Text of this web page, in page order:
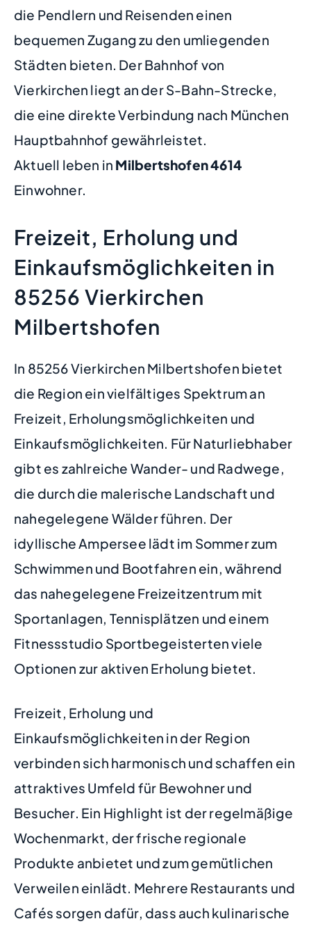
die Pendlern und Reisenden einen
bequemen Zugang zu den umliegenden
Städten bieten. Der Bahnhof von
Vierkirchen liegt an der S-Bahn-Strecke,
die eine direkte Verbindung nach München
Hauptbahnhof gewährleistet.
Aktuell leben in Milbertshofen4614
Einwohner.
Freizeit, Erholung und
Einkaufsmöglichkeiten in
85256 Vierkirchen
Milbertshofen
In 85256 Vierkirchen Milbertshofen bietet
die Region ein vielfältiges Spektrum an
Freizeit, Erholungsmöglichkeiten und
Einkaufsmöglichkeiten. Für Naturliebhaber
gibt es zahlreiche Wander- und Radwege,
die durch die malerische Landschaft und
nahegelegene Wälder führen. Der
idyllische Ampersee lädt im Sommer zum
Schwimmen und Bootfahren ein, während
das nahegelegene Freizeitzentrum mit
Sportanlagen, Tennisplätzen und einem
Fitnessstudio Sportbegeisterten viele
Optionen zur aktiven Erholung bietet.
Freizeit, Erholung und
Einkaufsmöglichkeiten in der Region
verbinden sich harmonisch und schaffen ein
attraktives Umfeld für Bewohner und
Besucher. Ein Highlight ist der regelmäßige
Wochenmarkt, der frische regionale
Produkte anbietet und zum gemütlichen
Verweilen einlädt. Mehrere Restaurants und
Cafés sorgen dafür, dass auch kulinarische